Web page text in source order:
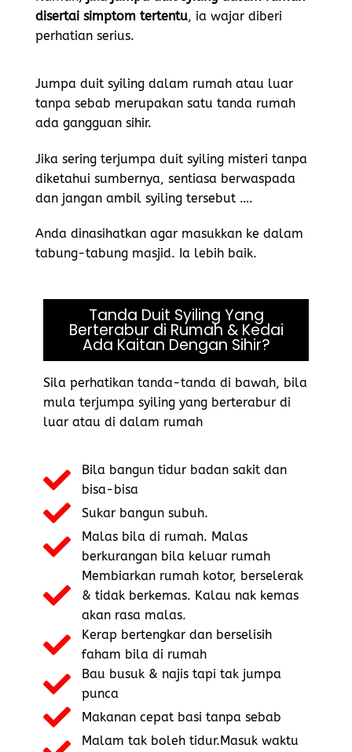
disertai simptom tertentu, ia wajar diberi
perhatian serius.
Jumpa duit syiling dalam rumah atau luar
tanpa sebab merupakan satu tanda rumah
ada gangguan sihir.
Jika sering terjumpa duit syiling misteri tanpa
diketahui sumbernya, sentiasa berwaspada
dan jangan ambil syiling tersebut ….
Anda dinasihatkan agar masukkan ke dalam
tabung-tabung masjid. Ia lebih baik.
Tanda Duit Syiling Yang
Berterabur di Rumah & Kedai
Ada Kaitan Dengan Sihir?
Sila perhatikan tanda-tanda di bawah, bila
mula terjumpa syiling yang berterabur di
luar atau di dalam rumah
Bila bangun tidur badan sakit dan
bisa-bisa
Sukar bangun subuh.
Malas bila di rumah. Malas
berkurangan bila keluar rumah
Membiarkan rumah kotor, berselerak
& tidak berkemas. Kalau nak kemas
akan rasa malas.
Kerap bertengkar dan berselisih
faham bila di rumah
Bau busuk & najis tapi tak jumpa
punca
Makanan cepat basi tanpa sebab
Malam tak boleh tidur.Masuk waktu